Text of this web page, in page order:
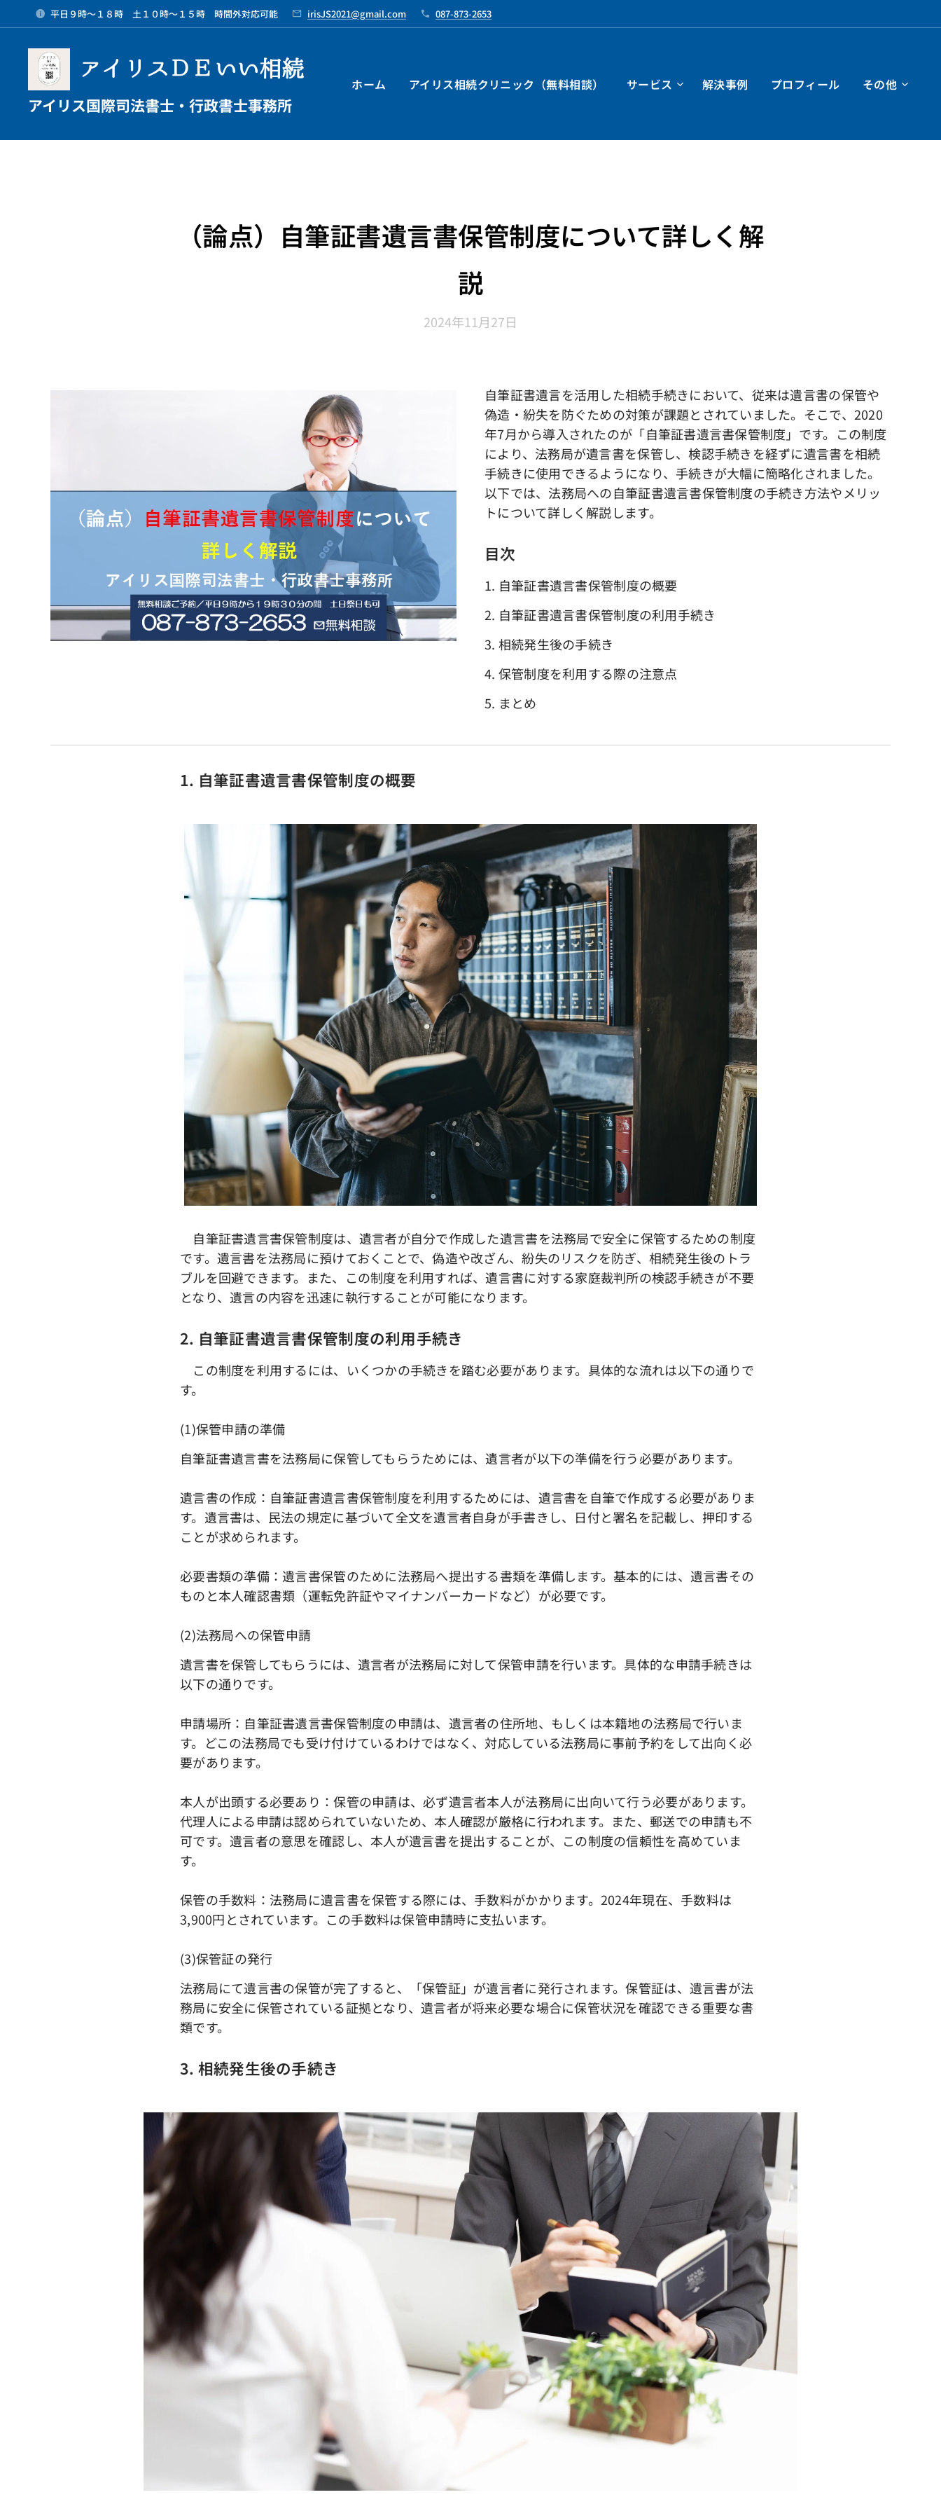
平日９時～１８時 土１０時～１５時 時間外対応可能 irisJS2021@gmail.com 087-873-2653
アイリスＤＥいい相続
アイリス国際司法書士・行政書士事務所
ホーム アイリス相続クリニック（無料相談） サービス 解決事例 プロフィール その他
（論点）自筆証書遺言書保管制度について詳しく解
説
2024年11月27日
自筆証書遺言を活用した相続手続きにおいて、従来は遺言書の保管や
偽造・紛失を防ぐための対策が課題とされていました。そこで、2020
年7月から導入されたのが「自筆証書遺言書保管制度」です。この制度
により、法務局が遺言書を保管し、検認手続きを経ずに遺言書を相続
手続きに使用できるようになり、手続きが大幅に簡略化されました。
以下では、法務局への自筆証書遺言書保管制度の手続き方法やメリッ
トについて詳しく解説します。
目次
1. 自筆証書遺言書保管制度の概要
2. 自筆証書遺言書保管制度の利用手続き
3. 相続発生後の手続き
4. 保管制度を利用する際の注意点
5. まとめ
1. 自筆証書遺言書保管制度の概要
自筆証書遺言書保管制度は、遺言者が自分で作成した遺言書を法務局で安全に保管するための制度
です。遺言書を法務局に預けておくことで、偽造や改ざん、紛失のリスクを防ぎ、相続発生後のトラ
ブルを回避できます。また、この制度を利用すれば、遺言書に対する家庭裁判所の検認手続きが不要
となり、遺言の内容を迅速に執行することが可能になります。
2. 自筆証書遺言書保管制度の利用手続き
この制度を利用するには、いくつかの手続きを踏む必要があります。具体的な流れは以下の通りで
す。
(1)保管申請の準備
自筆証書遺言書を法務局に保管してもらうためには、遺言者が以下の準備を行う必要があります。
遺言書の作成：自筆証書遺言書保管制度を利用するためには、遺言書を自筆で作成する必要がありま
す。遺言書は、民法の規定に基づいて全文を遺言者自身が手書きし、日付と署名を記載し、押印する
ことが求められます。
必要書類の準備：遺言書保管のために法務局へ提出する書類を準備します。基本的には、遺言書その
ものと本人確認書類（運転免許証やマイナンバーカードなど）が必要です。
(2)法務局への保管申請
遺言書を保管してもらうには、遺言者が法務局に対して保管申請を行います。具体的な申請手続きは
以下の通りです。
申請場所：自筆証書遺言書保管制度の申請は、遺言者の住所地、もしくは本籍地の法務局で行いま
す。どこの法務局でも受け付けているわけではなく、対応している法務局に事前予約をして出向く必
要があります。
本人が出頭する必要あり：保管の申請は、必ず遺言者本人が法務局に出向いて行う必要があります。
代理人による申請は認められていないため、本人確認が厳格に行われます。また、郵送での申請も不
可です。遺言者の意思を確認し、本人が遺言書を提出することが、この制度の信頼性を高めていま
す。
保管の手数料：法務局に遺言書を保管する際には、手数料がかかります。2024年現在、手数料は
3,900円とされています。この手数料は保管申請時に支払います。
(3)保管証の発行
法務局にて遺言書の保管が完了すると、「保管証」が遺言者に発行されます。保管証は、遺言書が法
務局に安全に保管されている証拠となり、遺言者が将来必要な場合に保管状況を確認できる重要な書
類です。
3. 相続発生後の手続き